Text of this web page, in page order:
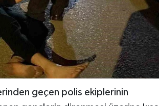
geçen polis ekiplerinin